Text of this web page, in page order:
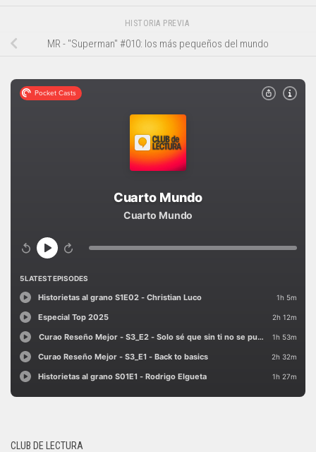
HISTORIA PREVIA
MR - "Superman" #010: los más pequeños del mundo
CLUB DE LECTURA